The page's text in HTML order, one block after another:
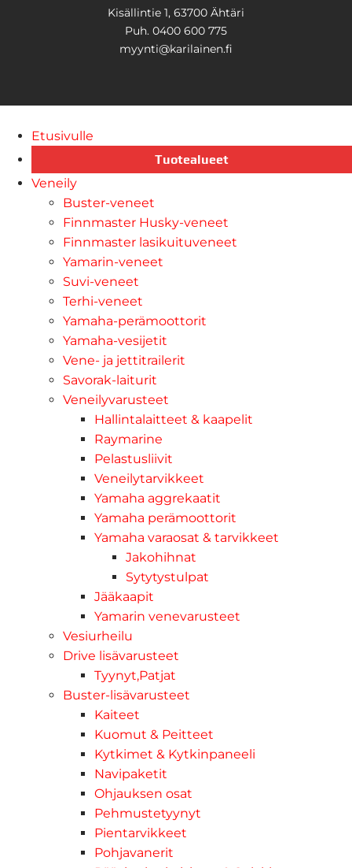
Kisällintie 1, 63700 Ähtäri
Puh. 0400 600 775
myynti@karilainen.fi
Etusivulle
Tuotealueet
Veneily
Buster-veneet
Finnmaster Husky-veneet
Finnmaster lasikuituveneet
Yamarin-veneet
Suvi-veneet
Terhi-veneet
Yamaha-perämoottorit
Yamaha-vesijetit
Vene- ja jettitrailerit
Savorak-laiturit
Veneilyvarusteet
Hallintalaitteet & kaapelit
Raymarine
Pelastusliivit
Veneilytarvikkeet
Yamaha aggrekaatit
Yamaha perämoottorit
Yamaha varaosat & tarvikkeet
Jakohihnat
Sytytystulpat
Jääkaapit
Yamarin venevarusteet
Vesiurheilu
Drive lisävarusteet
Tyynyt,Patjat
Buster-lisävarusteet
Kaiteet
Kuomut & Peitteet
Kytkimet & Kytkinpaneeli
Navipaketit
Ohjauksen osat
Pehmustetyynyt
Pientarvikkeet
Pohjavanerit